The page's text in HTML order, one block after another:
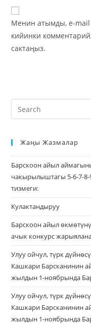
Менин атымды, e-mail
кийинки
сактаңыз.
Жаңы Жазмалар
Барскоон айыл
чакырылыштагы 5-6-7-8-
тизмеги:
Кулактандыруу
Барскоон айыл
ачык конкурс
Улуу ойчул, түрк
Кашкари Барсканинин
жылдын 1-ноябрында
Улуу ойчул, түрк
Кашкари Барсканинин
жылдын 1-ноябрында